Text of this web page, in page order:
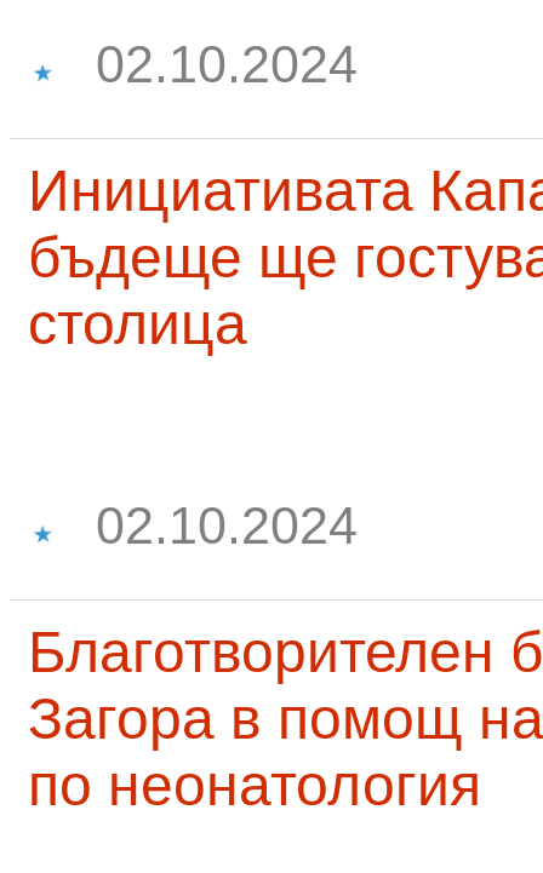
02.10.2024
Инициативата
бъдеще ще
столица
02.10.2024
Благотворителен
Загора в помощ
по неонатология